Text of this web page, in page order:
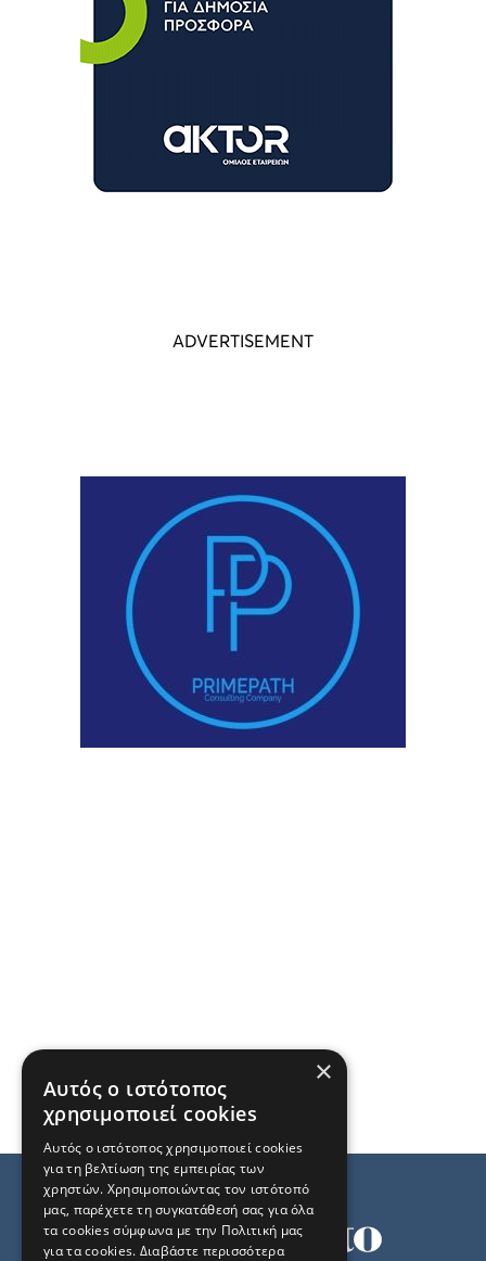
×
Αυτός ο ιστότοπος
χρησιμοποιεί cookies
Αυτός ο ιστότοπος χρησιμοποιεί cookies
για τη βελτίωση της εμπειρίας των
χρηστών. Χρησιμοποιώντας τον ιστότοπό
μας, παρέχετε τη συγκατάθεσή σας για όλα
τα cookies σύμφωνα με την Πολιτική μας
για τα cookies. Διαβάστε περισσότερα